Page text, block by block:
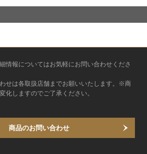
情報についてはお気軽にお問い合わせくださ
せは各取扱店舗までお願いいたします。※商
化しますのでご了承ください。
商品のお問い合わせ